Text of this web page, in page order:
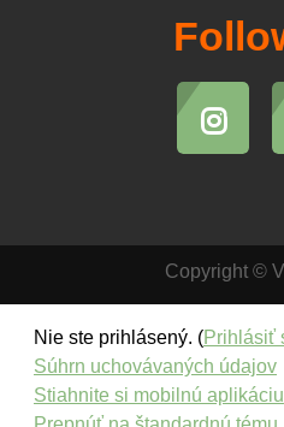
Copyright ©
Nie ste prihlásený. (Prihlásiť
Súhrn uchovávaných údajov
Stiahnite si mobilnú aplikáciu